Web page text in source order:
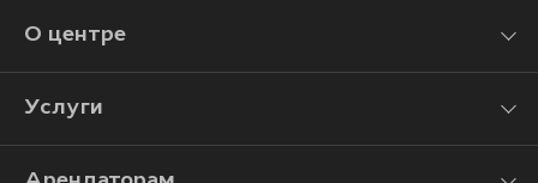
О центре
Услуги